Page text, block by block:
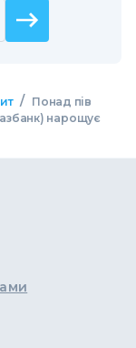
/ Понад пів
нарощує